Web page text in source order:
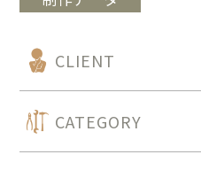
CLIENT
CATEGORY